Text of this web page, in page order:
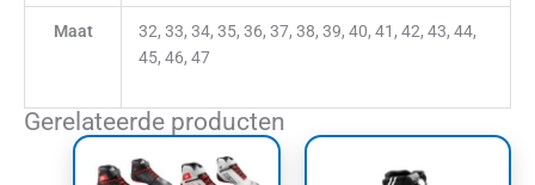
Maat
32, 33, 34, 35, 36, 37, 38, 39, 40, 41, 42, 43, 44,
45, 46, 47
Gerelateerde producten
product
product